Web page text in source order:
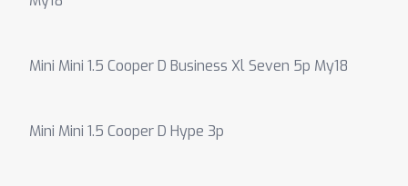
Mini Mini 1.5 Cooper D Business Xl Seven 5p My18
Mini Mini 1.5 Cooper D Hype 3p